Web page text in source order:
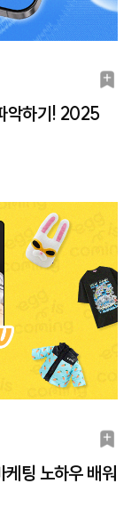
북
마
악하기! 2025
북
마
케팅 노하우 배워